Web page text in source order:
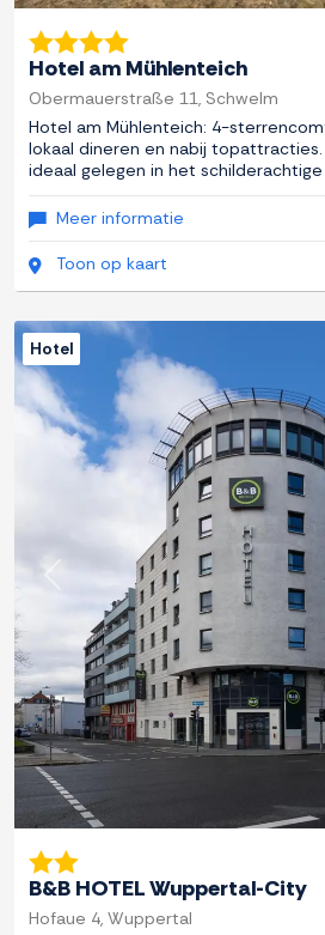
Hotel am Mühlenteich
Obermauerstraße 11, Schwelm
Hotel am Mühlenteich: 4-
lokaal dineren en nabij topattracties.
ideaal gelegen in het schilderachtige
Meer informatie
Toon op kaart
Hotel
B&B HOTEL Wuppertal-City
Hofaue 4, Wuppertal